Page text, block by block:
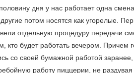
дня у нас работает одна
потом носятся как угорелые.
отдельную процедуру передачи
будет работать вечером. Причем
со своей бумажной работой заранее,
работу пиццерии, не раздувая